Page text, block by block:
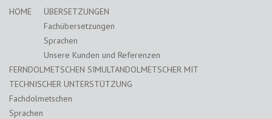
HOME
ÜBERSETZUNGEN
Fachübersetzungen
Sprachen
Unsere Kunden und Referenzen
FERNDOLMETSCHEN SIMULTANDOLMETSCHER MIT
TECHNISCHER UNTERSTÜTZUNG
Fachdolmetschen
Sprachen